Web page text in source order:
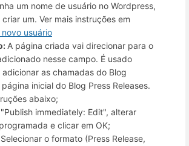
um nome de usuário no Wordpress,
um. Ver mais instruções em
usuário
A página criada vai direcionar para o
nesse campo. É usado
as chamadas do Blog
inicial do Blog Press Releases.
abaixo;
"Publish immediately: Edit", alterar
e clicar em OK;
Selecionar o formato (Press Release,